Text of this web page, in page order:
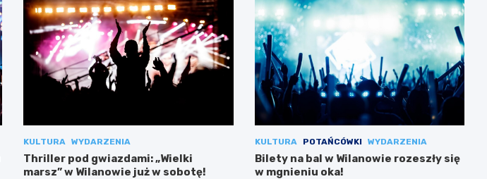
KULTURA WYDARZENIA
Thriller pod gwiazdami: „Wielki
marsz” w Wilanowie już w sobotę!
KULTURA POTAŃCÓWKI WYDARZENIA
Bilety na bal w Wilanowie rozeszły się
w mgnieniu oka!